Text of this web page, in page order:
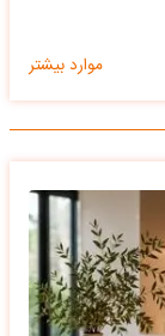
موارد بیشتر